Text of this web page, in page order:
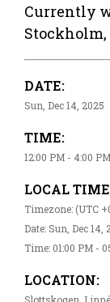
Currently
Stockholm,
DATE:
Sun, Dec 14, 2025
TIME:
12:00 PM - 4:00 PM
LOCAL
Timezone: (UTC
Date: Sun, Dec 14,
Time: 01:00 PM -
LOCATION:
Slottskogen,